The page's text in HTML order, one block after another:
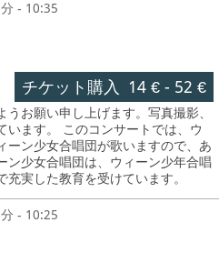
- 10:35
チケット購入 14 €- 52 €
お願い申し上げます。写真撮影、
います。 このコンサートでは、ウ
ーン少女合唱団が歌いますので、あ
ン少女合唱団は、ウィーン少年合唱
実した教育を受けています。
- 10:25